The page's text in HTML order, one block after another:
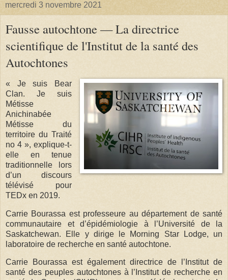
mercredi 3 novembre 2021
Fausse autochtone — La directrice
scientifique de l'Institut de la santé des
Autochtones
« Je suis Bear
Clan. Je suis
Métisse
Anichinabée
Métisse du
territoire du Traité
no 4 », explique-t-
elle en tenue
traditionnelle lors
d’un discours
télévisé pour
TEDx en 2019.
Carrie Bourassa est professeure au département de santé
communautaire et d’épidémiologie à l’Université de la
Saskatchewan. Elle y dirige le Morning Star Lodge, un
laboratoire de recherche en santé autochtone.
Carrie Bourassa est également directrice de l’Institut de
santé des peuples autochtones à l’Institut de recherche en